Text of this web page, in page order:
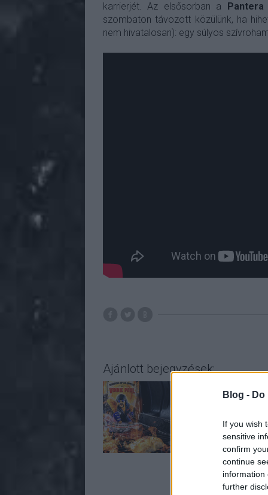
Blog -
If you wish
sensitive
confirm
continue
information
further
karrierjét. Az elsősorban a Pantera
szombaton távozott közülünk, ha
nem hivatalosan): egy súlyos
Ajánlott bejegyzések: